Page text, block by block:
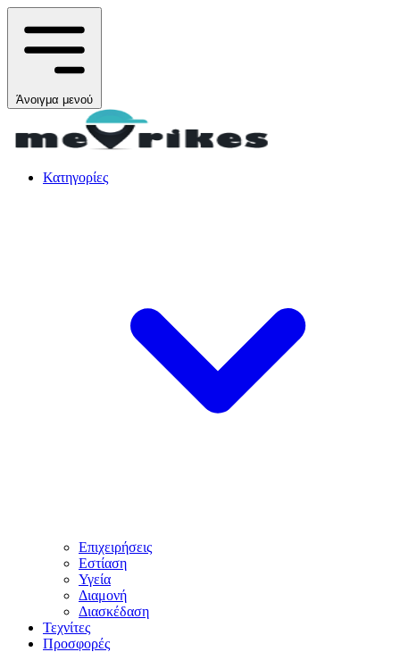
Άνοιγμα μενού
Κατηγορίες
Επιχειρήσεις
Εστίαση
Υγεία
Διαμονή
Διασκέδαση
Τεχνίτες
Προσφορές